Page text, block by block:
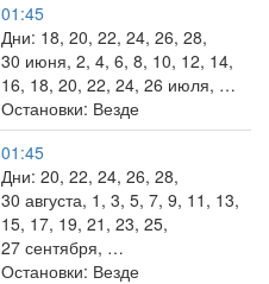
01:45
Дни: 18, 20, 22, 24, 26, 28,
30 июня, 2, 4, 6, 8, 10, 12, 14,
16, 18, 20, 22, 24, 26 июля, …
Остановки: Везде
01:45
Дни: 20, 22, 24, 26, 28,
30 августа, 1, 3, 5, 7, 9, 11, 13,
15, 17, 19, 21, 23, 25,
27 сентября, …
Остановки: Везде